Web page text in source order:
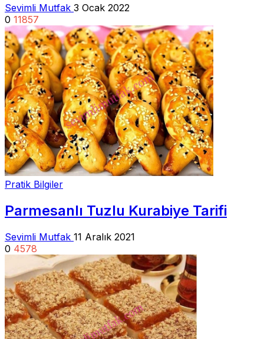
Sevimli Mutfak 3 Ocak 2022
0 11857
Pratik Bilgiler
Parmesanlı Tuzlu Kurabiye Tarifi
Sevimli Mutfak 11 Aralık 2021
0 4578